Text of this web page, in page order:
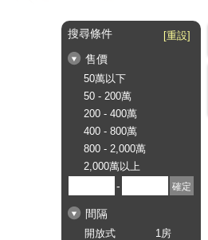
搜尋條件 [重設]
售價
50萬以下
50 - 200萬
200 - 400萬
400 - 800萬
800 - 2,000萬
2,000萬以上
-
間隔
開放式
1房